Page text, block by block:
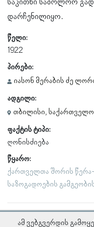
საკითხი საბოლოო
დარჩენილიყო.
წელი:
1922
პირები:
იასონ მერაბის ძე
ადგილი:
თბილისი, საქართველო
ფაქტის ტიპი:
ღონისძიება
წყარო:
ქართველთა შორის
საზოგადოების
ამ ვებგვერდის